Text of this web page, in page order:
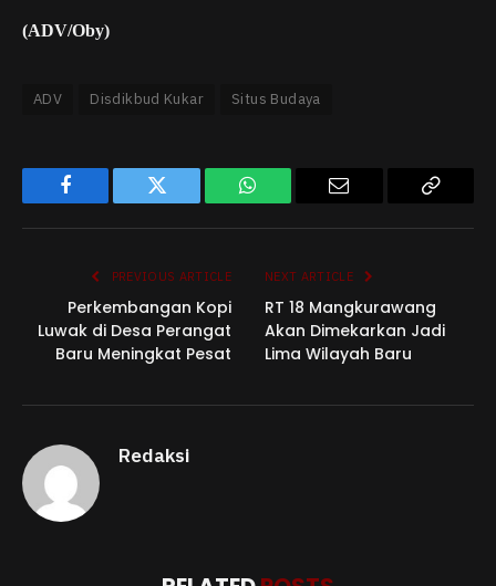
(ADV/Oby)
ADV Disdikbud Kukar Situs Budaya
Facebook Twitter WhatsApp
PREVIOUS ARTICLE
Perkembangan Kopi
Luwak di Desa Perangat
Baru Meningkat Pesat
NEXT ARTICLE
RT 18 Mangkurawang
Akan Dimekarkan Jadi
Lima Wilayah Baru
Redaksi